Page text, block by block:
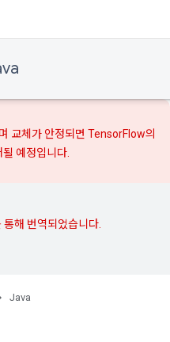
교체가 안정되면 TensorFlow의
예정입니다.
통해 번역되었습니다.
Java